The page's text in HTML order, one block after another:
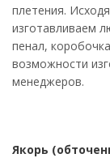
плетения.
изготавливаем
пенал,
возможности
менеджеров.
Якорь